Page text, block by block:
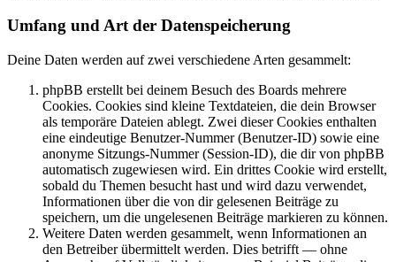
Umfang und Art der Datenspeicherung
Deine Daten werden auf zwei verschiedene Arten gesammelt:
phpBB erstellt bei deinem Besuch des Boards mehrere
Cookies. Cookies sind kleine Textdateien, die dein Browser
als temporäre Dateien ablegt. Zwei dieser Cookies enthalten
eine eindeutige Benutzer-Nummer (Benutzer-ID) sowie eine
anonyme Sitzungs-Nummer (Session-ID), die dir von phpBB
automatisch zugewiesen wird. Ein drittes Cookie wird erstellt,
sobald du Themen besucht hast und wird dazu verwendet,
Informationen über die von dir gelesenen Beiträge zu
speichern, um die ungelesenen Beiträge markieren zu können.
Weitere Daten werden gesammelt, wenn Informationen an
den Betreiber übermittelt werden. Dies betrifft — ohne